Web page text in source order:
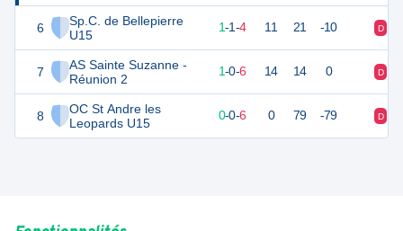
6
Sp.C. de Bellepierre
U15
7
AS Sainte Suzanne -
Réunion 2
8
OC St Andre les
Leopards U15
10 1-1-4 11 21 -10 D
10 1-0-6 14 14 0 D
0-0-6 0 79 -79 D